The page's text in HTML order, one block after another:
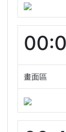
畫面區